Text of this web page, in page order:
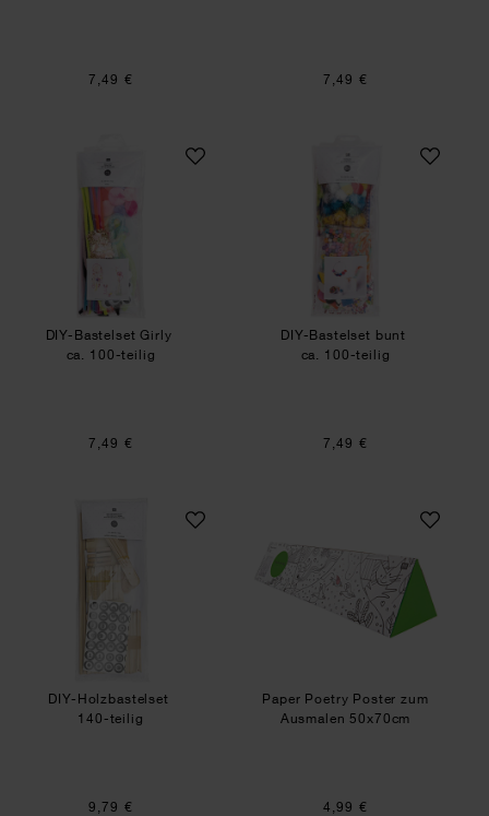
7,49 € 7,49 €
DIY-Bastelset Girly
DIY-Bastelset Girly
ca. 100-teilig
7,49 €
DIY-Bastelset bunt
DIY-Bastelset bunt
ca. 100-teilig
7,49 €
DIY-Holzbastelset
DIY-Holzbastelset
140-teilig
9,79 €
Paper Poetry
Paper Poetry Poster zum
Ausmalen 50x70cm
4,99 €